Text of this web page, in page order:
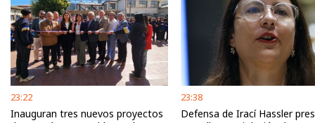
23:22
Inauguran tres nuevos proyectos
23:38
Defensa de Irací Hassler